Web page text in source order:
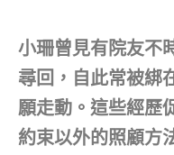
小珊曾見有院友不
尋回，自此常被綁
願走動。這些經歷
約束以外的照顧方